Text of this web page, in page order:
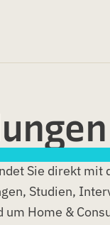
Sie direkt mit
Studien,
Home &